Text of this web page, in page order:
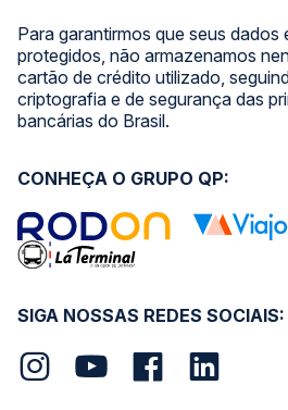
Para garantirmos que seus dados
protegidos, não armazenamos
cartão de crédito utilizado,
criptografia e de segurança das
bancárias do Brasil.
SIGA NOSSAS REDES SOCIAIS:
CONHEÇA O GRUPO QP: